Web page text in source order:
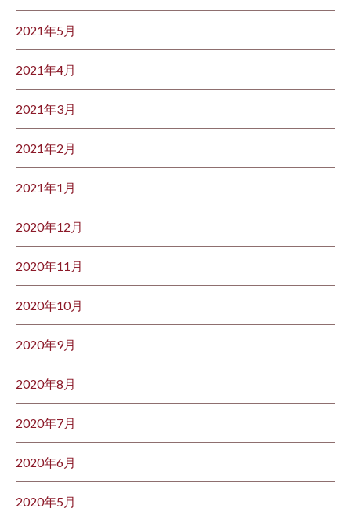
2021年5月
2021年4月
2021年3月
2021年2月
2021年1月
2020年12月
2020年11月
2020年10月
2020年9月
2020年8月
2020年7月
2020年6月
2020年5月